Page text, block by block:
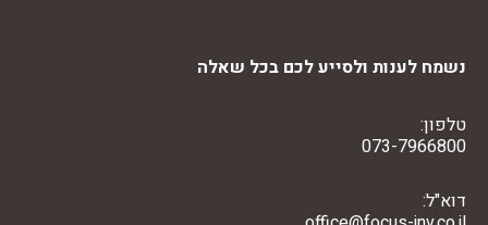
נשמח לענות ולסייע לכם בכל שאלה
טלפון:
073-7966800
דוא"ל: